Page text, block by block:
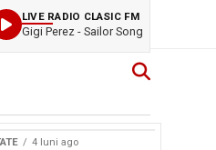
LIVE RADIO CLASIC FM
Gigi Perez - Sailor Song
4 luni ago